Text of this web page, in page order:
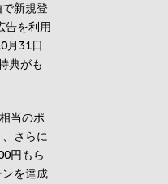
新規登
告を利用
月31日
典がも
相当のポ
さらに
円もら
を達成